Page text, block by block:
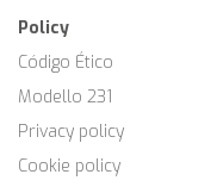
Policy
Código Ético
Modello 231
Privacy policy
Cookie policy